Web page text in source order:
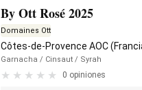
By Ott Rosé 2025
Domaines Ott
Côtes-de-Provence AOC
Garnacha / Cinsaut / Syrah
0 opiniones